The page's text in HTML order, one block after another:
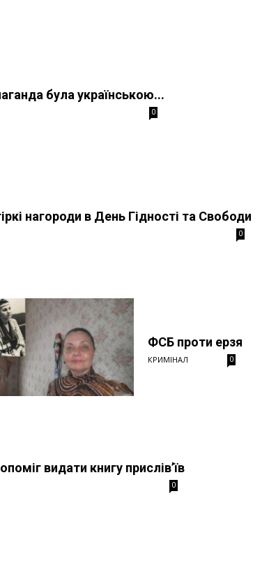
була українською...
0
нагороди в День Гідності та Свободи
0
ФСБ проти ерзя
КРИМІНАЛ 0
видати книгу прислів’їв
0